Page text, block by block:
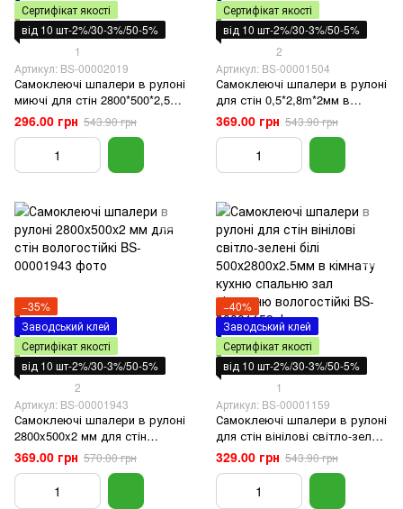
Сертифікат якості
від 10 шт-2%/30-3%/50-5%
1
Артикул: BS-00002019
Самоклеючі шпалери в рулоні
миючі для стін 2800*500*2,5мм
DEEP GREEN WHITE в
кімнату кухню спальню зал
вітальню вологостійкі
296.00 грн 543.90 грн
Сертифікат якості
від 10 шт-2%/30-3%/50-5%
2
Артикул: BS-00001504
Самоклеючі шпалери в рулоні
для стін 0,5*2,8m*2мм в
кімнату кухню спальню зал
вітальню вологостійкі
369.00 грн 543.90 грн
−35%
Заводський клей
Сертифікат якості
від 10 шт-2%/30-3%/50-5%
2
Артикул: BS-00001943
Самоклеючі шпалери в рулоні
2800x500x2 мм для стін
вологостійкі
369.00 грн 570.00 грн
−40%
Заводський клей
Сертифікат якості
від 10 шт-2%/30-3%/50-5%
1
Артикул: BS-00001159
Самоклеючі шпалери в рулоні
для стін вінілові світло-зелені
білі 500х2800х2.5мм в кімнату
кухню спальню зал вітальню
вологостійкі
329.00 грн 543.90 грн